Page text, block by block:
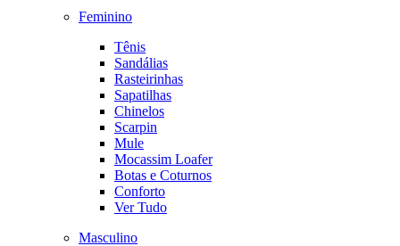
Feminino
Tênis
Sandálias
Rasteirinhas
Sapatilhas
Chinelos
Scarpin
Mule
Mocassim Loafer
Botas e Coturnos
Conforto
Ver Tudo
Masculino